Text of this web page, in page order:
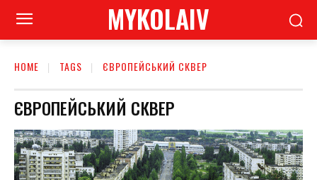
MYKOLAIV
HOME TAGS ЄВРОПЕЙСЬКИЙ СКВЕР
ЄВРОПЕЙСЬКИЙ СКВЕР